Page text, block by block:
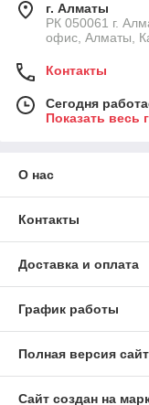
г. Алматы
РК 050061 г.
офис, Алматы,
Контакты
Сегодня
Показать весь
О нас
Контакты
Доставка и оплата
График работы
Полная версия
Сайт создан на